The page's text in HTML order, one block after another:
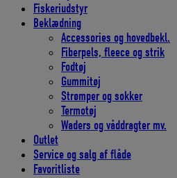
Fiskeriudstyr
Beklædning
Accessories og hovedbekl.
Fiberpels, fleece og strik
Fodtøj
Gummitøj
Strømper og sokker
Termotøj
Waders og våddragter mv.
Outlet
Service og salg af flåde
Favoritliste